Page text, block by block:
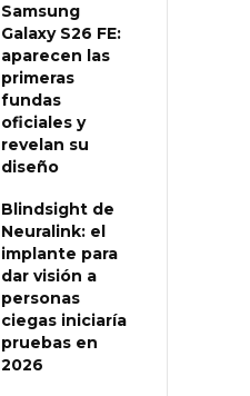
Samsung
Galaxy S26 FE:
aparecen las
primeras
fundas
oficiales y
revelan su
diseño
Blindsight de
Neuralink: el
implante para
dar visión a
personas
ciegas iniciaría
pruebas en
2026